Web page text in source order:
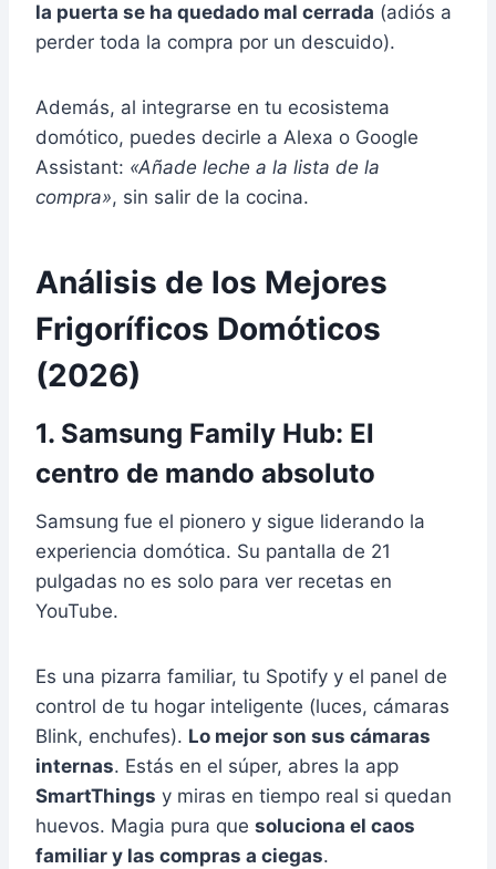
la puerta se ha quedado mal cerrada (adiós a
perder toda la compra por un descuido).
Además, al integrarse en tu ecosistema
domótico, puedes decirle a Alexa o Google
Assistant: «Añade leche a la lista de la
compra», sin salir de la cocina.
Análisis de los Mejores
Frigoríficos Domóticos
(2026)
1. Samsung Family Hub: El
centro de mando absoluto
Samsung fue el pionero y sigue liderando la
experiencia domótica. Su pantalla de 21
pulgadas no es solo para ver recetas en
YouTube.
Es una pizarra familiar, tu Spotify y el panel de
control de tu hogar inteligente (luces, cámaras
Blink, enchufes). Lo mejor son sus cámaras
internas. Estás en el súper, abres la app
SmartThings y miras en tiempo real si quedan
huevos. Magia pura que soluciona el caos
familiar y las compras a ciegas.